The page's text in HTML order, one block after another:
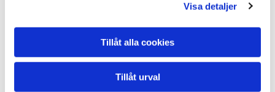
Visa detaljer
Tillåt alla cookies
Tillåt urval